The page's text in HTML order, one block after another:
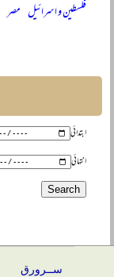
فلسطین و اسرائیل مصر
ابتدائی
انتہائی
ســرورق